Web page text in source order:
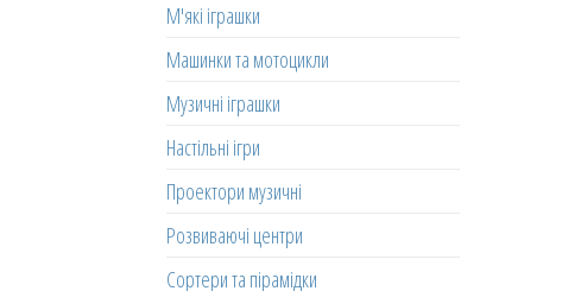
М'які іграшки
Машинки та мотоцикли
Музичні іграшки
Настільні ігри
Проектори музичні
Розвиваючі центри
Сортери та пірамідки